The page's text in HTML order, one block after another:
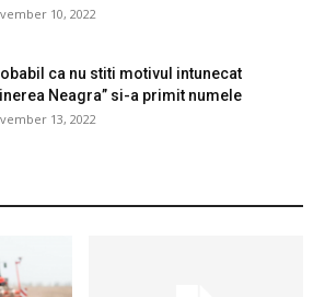
10, 2022
ca nu stiti motivul intunecat
Neagra” si-a primit numele
13, 2022